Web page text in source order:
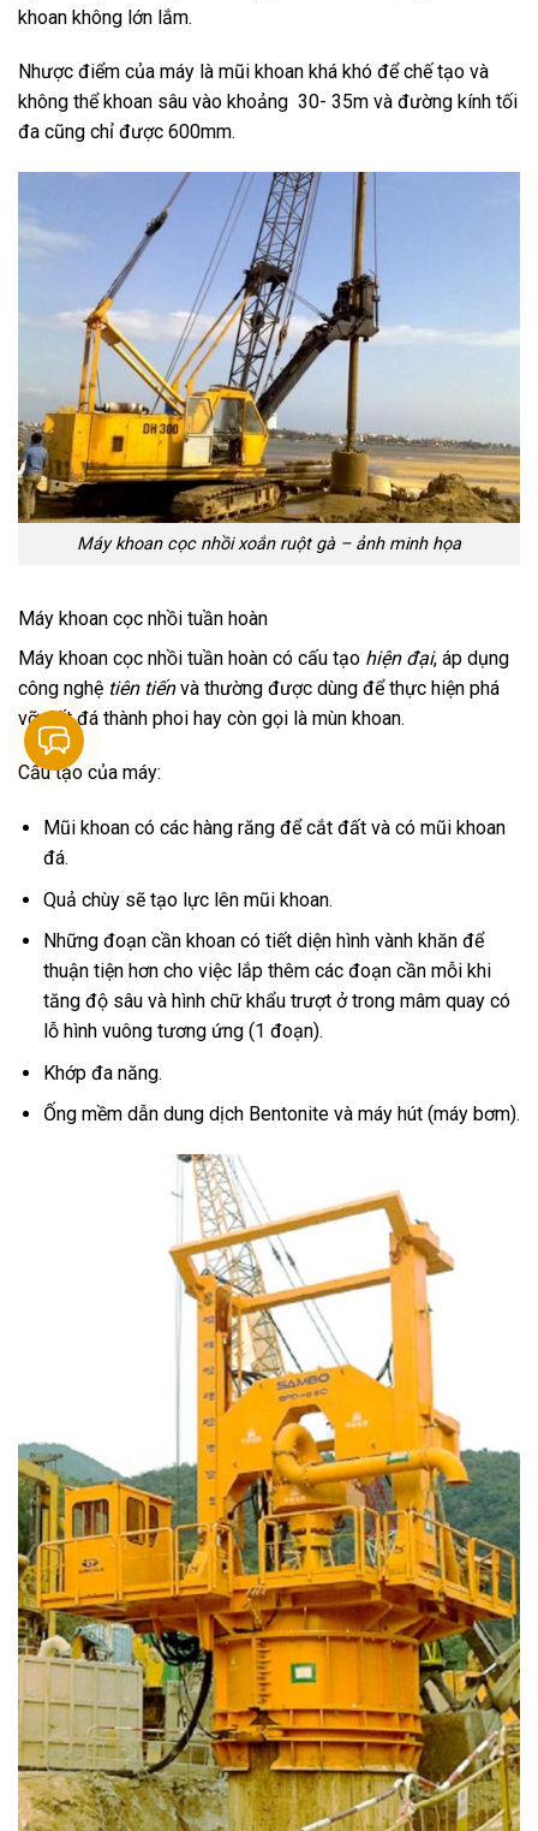
khoan không lớn lắm.
Nhược điểm của máy là mũi khoan khá khó để chế tạo và
không thể khoan sâu vào khoảng 30- 35m và đường kính tối
đa cũng chỉ được 600mm.
Máy khoan cọc nhồi xoắn ruột gà – ảnh minh họa
Máy khoan cọc nhồi tuần hoàn
Máy khoan cọc nhồi tuần hoàn có cấu tạo hiện đại, áp dụng
công nghệ tiên tiếnvà thường được dùng để thực hiện phá
vỡ đất đá thành phoi hay còn gọi là mùn khoan.
Cấu tạo của máy:
Mũi khoan có các hàng răng để cắt đất và có mũi khoan
đá.
Quả chùy sẽ tạo lực lên mũi khoan.
Những đoạn cần khoan có tiết diện hình vành khăn để
thuận tiện hơn cho việc lắp thêm các đoạn cần mỗi khi
tăng độ sâu và hình chữ khẩu trượt ở trong mâm quay có
lỗ hình vuông tương ứng (1 đoạn).
Khớp đa năng.
Ống mềm dẫn dung dịch Bentonite và máy hút (máy bơm).